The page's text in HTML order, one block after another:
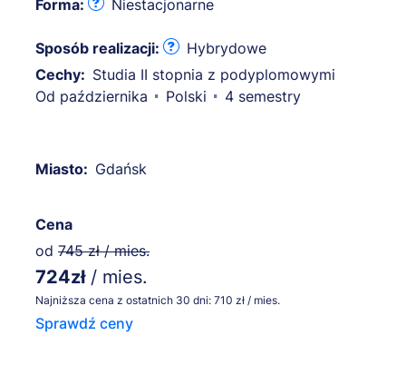
Forma: Niestacjonarne
Sposób realizacji:
Hybrydowe
Cechy: Studia II stopnia z podyplomowymi
Od października
Polski 4 semestry
Miasto: Gdańsk
Cena
od 745 zł / mies.
724zł / mies.
Najniższa cena z ostatnich 30 dni: 710 zł / mies.
Sprawdź ceny